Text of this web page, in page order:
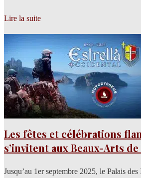
Lire la suite
Les fêtes et célébrations
s’invitent aux Beaux-Arts
Jusqu’au 1er septembre 2025, le Palais